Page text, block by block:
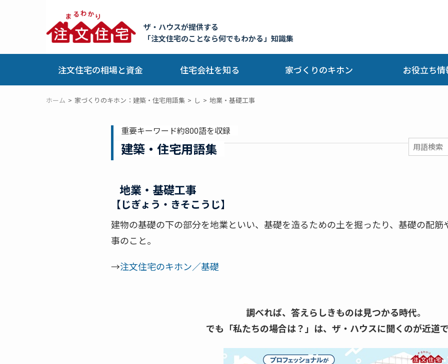
ザ・ハウスが提供する
「注文住宅のことなら何でもわかる」知識集
注文住宅の相場と資金 住宅会社を知る 家づくりのキホン お役立ち情
ホーム 家づくりのキホン：建築・住宅用語集 し 地業・基礎工事
重要キーワード約800語を収録
建築・住宅用語集
地業・基礎工事
【じぎょう・きそこうじ】
建物の基礎の下の部分を地業といい、基礎を造るための土を掘ったり、基礎の配
事のこと。
→注文住宅のキホン／基礎
調べれば、答えらしきものは見つかる時代。
でも「私たちの場合は？」は、 ザ・ハウスに聞くのが近道